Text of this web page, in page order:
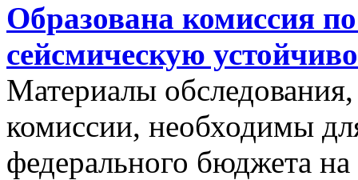
Образована комиссия
сейсмическую
Материалы
комиссии, необходимы
федерального бюджета